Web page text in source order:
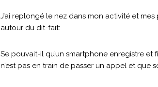
J’ai replongé le nez dans mon activité et
autour du dit-fait:
Se pouvait-il qu’un smartphone enregistre
n’est pas en train de passer un appel et que